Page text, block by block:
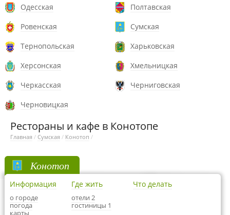
Одесская
Полтавская
Ровенская
Сумская
Тернопольская
Харьковская
Херсонская
Хмельницкая
Черкасская
Черниговская
Черновицкая
Рестораны и кафе в Конотопе
Главная / Сумская / Конотоп /
Конотоп
Информация
о городе
погода
карты
Где жить
отели 2
гостиницы 1
Что делать